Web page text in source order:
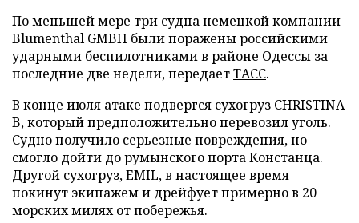
По меньшей мере три судна немецкой компании
Blumenthal GMBH были поражены российскими
ударными беспилотниками в районе Одессы за
последние две недели, передаетТАСС.
В конце июля атаке подвергся сухогруз CHRISTINA
B, который предположительно перевозил уголь.
Судно получило серьезные повреждения, но
смогло дойти до румынского порта Констанца.
Другой сухогруз, EMIL, в настоящее время
покинут экипажем и дрейфует примерно в 20
морских милях от побережья.